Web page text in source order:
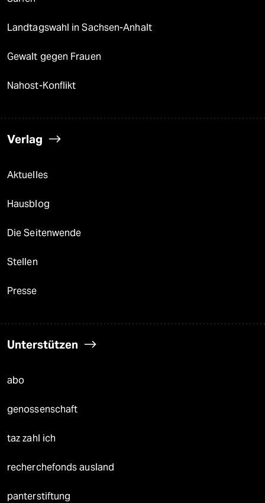
Landtagswahl in Sachsen-Anhalt
Gewalt gegen Frauen
Nahost-Konflikt
Verlag
Aktuelles
Hausblog
Die Seitenwende
Stellen
Presse
Unterstützen
abo
genossenschaft
taz zahl ich
recherchefonds ausland
panterstiftung